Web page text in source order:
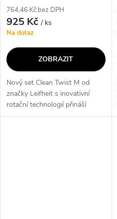
764,46 Kč bez DPH
925 Kč/ ks
Na dotaz
ZOBRAZIT
Nový set Clean Twist M od
značky Leifheit s inovativní
rotační technologií přináší
efektivní a šetrný úklid citlivých